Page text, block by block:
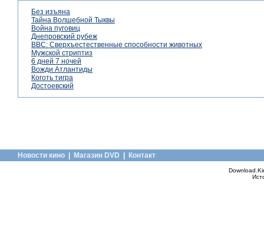
Без изъяна
Тайна Волшебной Тыквы
Война пуговиц
Днепровский рубеж
BBC: Сверхъестественные способности животных
Мужской стриптиз
6 дней 7 ночей
Вожди Атлантиды
Коготь тигра
Достоевский
Новости кино Магазин DVD Контакт